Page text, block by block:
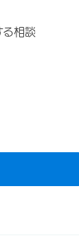
る相談